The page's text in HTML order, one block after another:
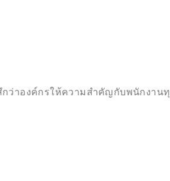
าองค์กรให้ความสำคัญกับพนักงาน